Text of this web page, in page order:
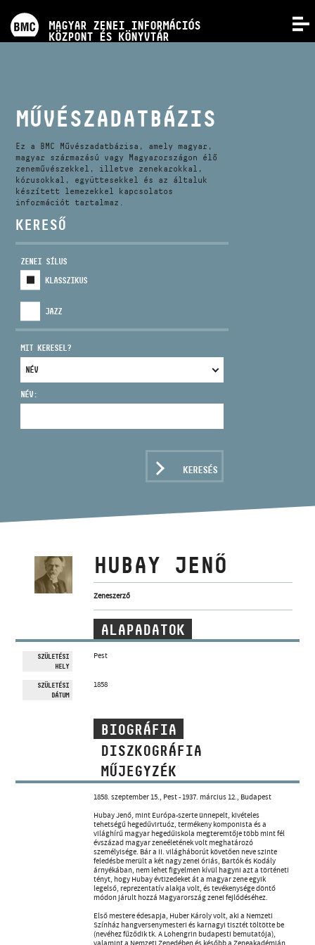
MAGYAR ZENEI INFORMÁCIÓS
KÖZPONT ÉS KÖNYVTÁR
KÉPZÉSEK
KIADVÁNYOK
RÓLUNK
KAPCSOLAT
VIDEÓ GALÉRIA
NYITVA TARTÁS
MŰVÉSZADATBÁZIS
ZENEMŰ-ADATBÁZIS
MŰVÉSZADATBÁZIS
Ez a BMC Művészadatbázisa, amely magyar,
magyar származású vagy Magyarországon élő
zeneművészekkel, illetve zenekarokkal,
kórusokkal, együttesekkel és az általuk
készített lemezekkel kapcsolatos
információt tartalmaz.
KERESŐ
ZENEI SÍLUS
KLASSZIKUS
JAZZ
MIT KERESEL?
NÉV:
KERESÉS
HUBAY JENŐ
Zeneszerző
ALAPADATOK
SZÜLETÉSI
HELY
Pest
SZÜLETÉSI
DÁTUM
1858
BIOGRÁFIA
DISZKOGRÁFIA
MŰJEGYZÉK
1858. szeptember 15., Pest - 1937. március 12., Budapest
Hubay Jenő, mint Európa-szerte ünnepelt, kivételes
tehetségű hegedűvirtuóz, termékeny komponista és a
világhírű magyar hegedűiskola megteremtője több mint fél
évszázad magyar zeneéletének volt meghatározó
személyisége. Bár a II. világháborút követően neve szinte
feledésbe merült a két nagy zenei óriás, Bartók és Kodály
árnyékában, nem lehet figyelmen kívül hagyni azt a történeti
tényt, hogy Hubay évtizedeket át a magyar zene egyik
legelső, reprezentatív alakja volt, és tevékenysége döntő
módon járult hozzá Magyarország zenei fejlődéséhez.
Első mestere édesapja, Huber Károly volt, aki a Nemzeti
Színház hangversenymesteri és karnagyi tisztét töltötte be
(nevéhez fűződik tk. A Lohengrin budapesti bemutatója),
valamint a Nemzeti Zenedében és később a Zeneakadémián